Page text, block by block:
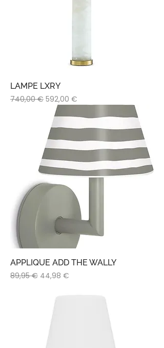
LAMPE LXRY
Prix original
740,00 € Prix promotionnel
592,00 €
APPLIQUE ADD THE WALLY
Prix original
89,95 € Prix promotionnel
44,98 €